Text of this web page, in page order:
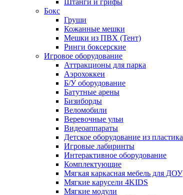
Штанги и грифы
Бокс
Груши
Кожанные мешки
Мешки из ПВХ (Тент)
Ринги боксерские
Игровое оборудование
Аттракционы для парка
Аэрохоккеи
Б/У оборудование
Батутные арены
Бизиборды
Веломобили
Веревочные ульи
Видеоаппараты
Детское оборудование из пластика
Игровые лабиринты
Интерактивное оборудование
Комплектующие
Мягкая каркасная мебель для ДОУ
Мягкие карусели 4KIDS
Мягкие модули